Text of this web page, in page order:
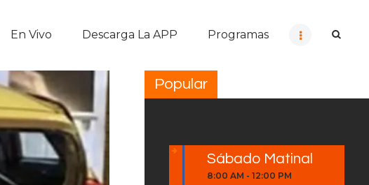
En Vivo Descarga La APP Programas
Popular
Sábado Matinal
8:00 AM -12:00 PM